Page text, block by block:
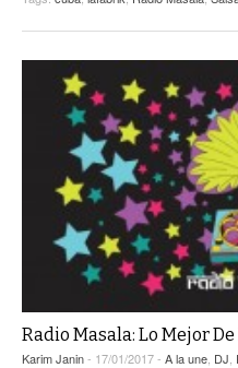
Radio Masala: Lo Mejor
Karim Janin- 17/01/2017 - A la une DJ